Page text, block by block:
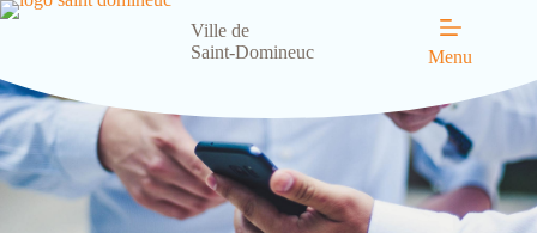
Ville de
Saint-Domineuc
Menu